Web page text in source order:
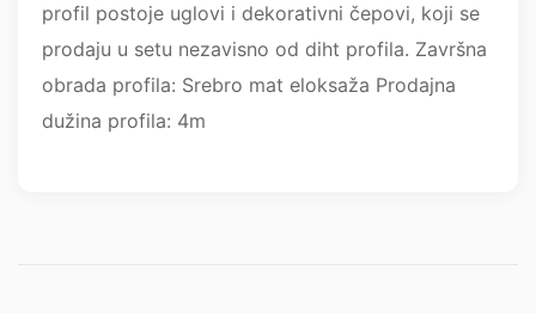
profil postoje uglovi i dekorativni čepovi, koji se
prodaju u setu nezavisno od diht profila. Završna
obrada profila: Srebro mat eloksaža Prodajna
dužina profila: 4m